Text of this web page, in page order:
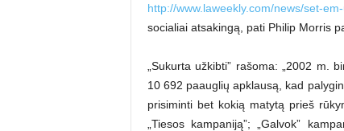
http://www.laweekly.com/news/set-
socialiai atsakingą, pati Philip Morris
„Sukurta užkibti” rašoma: „2002 m.
10 692 paauglių apklausą, kad
prisiminti bet kokią matytą prieš
„Tiesos kampaniją”; „Galvok”